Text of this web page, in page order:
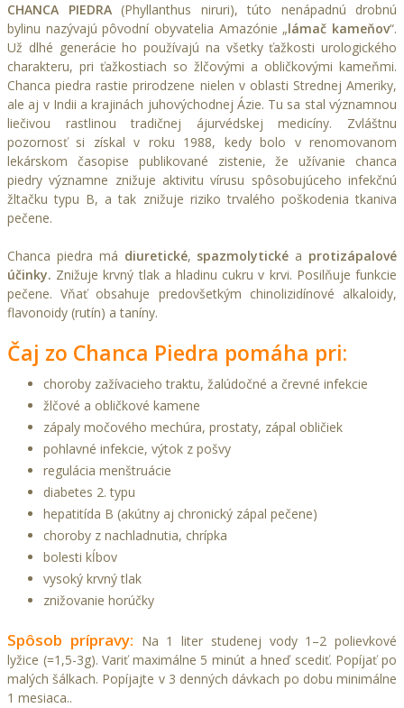
CHANCA PIEDRA(Phyllanthus niruri), túto nenápadnú drobnú
bylinu nazývajú pôvodní obyvatelia Amazónie „lámač kameňov“.
Už dlhé generácie ho používajú na všetky ťažkosti urologického
charakteru, pri ťažkostiach so žlčovými a obličkovými kameňmi.
Chanca piedra rastie prirodzene nielen v oblasti Strednej Ameriky,
ale aj v Indii a krajinách juhovýchodnej Ázie. Tu sa stal významnou
liečivou rastlinou tradičnej ájurvédskej medicíny. Zvláštnu
pozornosť si získal v roku 1988, kedy bolo v renomovanom
lekárskom časopise publikované zistenie, že užívanie chanca
piedry významne znižuje aktivitu vírusu spôsobujúceho infekčnú
žltačku typu B, a tak znižuje riziko trvalého poškodenia tkaniva
pečene.
Chanca piedra má diuretické, spazmolytické a protizápalové
účinky. Znižuje krvný tlak a hladinu cukru v krvi. Posilňuje funkcie
pečene. Vňať obsahuje predovšetkým chinolizidínové alkaloidy,
flavonoidy (rutín) a taníny.
Čaj zo Chanca Piedra pomáha pri:
choroby zažívacieho traktu, žalúdočné a črevné infekcie
žlčové a obličkové kamene
zápaly močového mechúra, prostaty, zápal obličiek
pohlavné infekcie, výtok z pošvy
regulácia menštruácie
diabetes 2. typu
hepatitída B (akútny aj chronický zápal pečene)
choroby z nachladnutia, chrípka
bolesti kĺbov
vysoký krvný tlak
znižovanie horúčky
Spôsob prípravy: Na 1 liter studenej vody 1–2 polievkové
lyžice (=1,5-3g). Variť maximálne 5 minút a hneď scediť. Popíjať po
malých šálkach. Popíjajte v 3 denných dávkach po dobu minimálne
1 mesiaca..